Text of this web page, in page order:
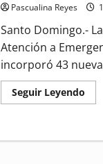
Pascualina Reyes
Santo Domingo.-
Atención a
incorporó 43
Seguir LeyendoRead
more
43